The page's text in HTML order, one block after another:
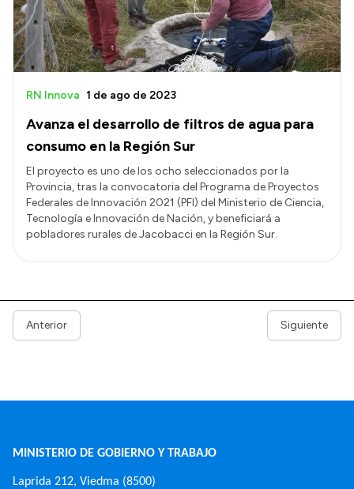
Avanza el desarrollo de filtros de agua para
consumo en la Región Sur
RN Innova 1 de ago de 2023
El proyecto es uno de los ocho seleccionados por la
Provincia, tras la convocatoria del Programa de Proyectos
Federales de Innovación 2021 (PFI) del Ministerio de Ciencia,
Tecnología e Innovación de Nación, y beneficiará a
pobladores rurales de Jacobacci en la Región Sur.
Anterior Siguiente
MINISTERIO DE GOBIERNO Y TRABAJO
Laprida 212, Viedma (8500)